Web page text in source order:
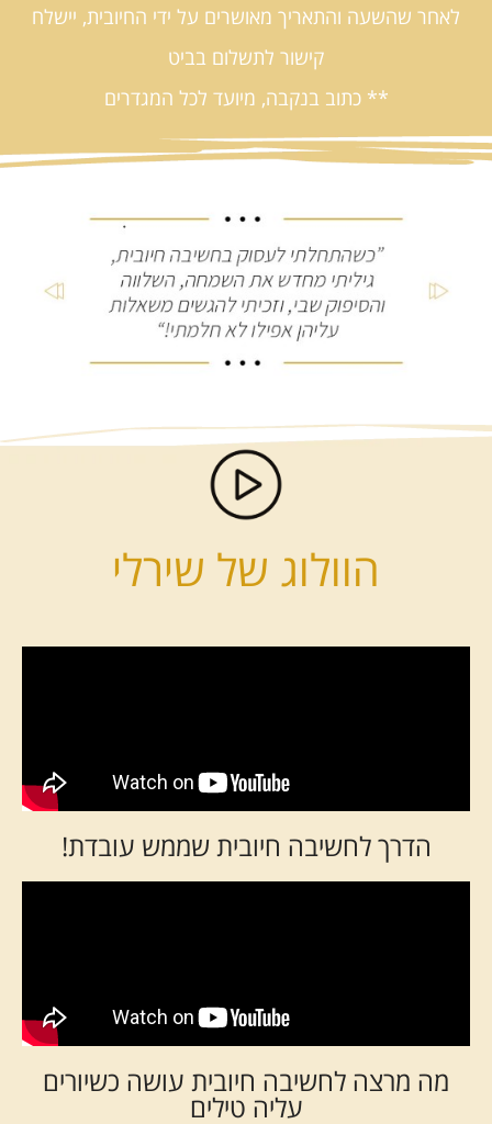
לאחר שהשעה והתאריך מאושרים על ידי החיובית, יישלח
קישור לתשלום בביט
** כתוב בנקבה, מיועד לכל המגדרים
הוולוג של שירלי
הדרך לחשיבה חיובית שממש עובדת!
מה מרצה לחשיבה חיובית עושה כשיורים
עליה טילים